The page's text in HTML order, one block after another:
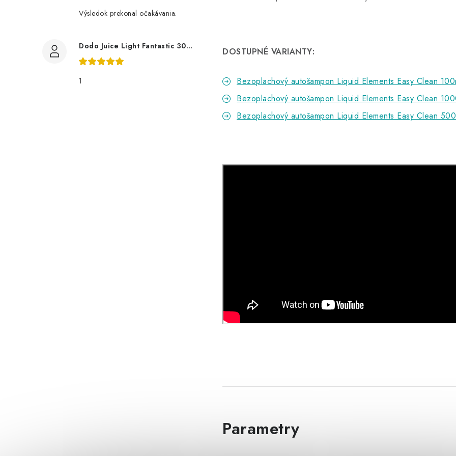
Výsledok prekonal očakávania.
Dodo Juice Light Fantastic 30ml měkký vosk
1
DOSTUPNÉ VARIANTY:
Bezoplachový autošampon Liquid Elements Easy Clean
Bezoplachový autošampon Liquid Elements Easy Clean
Bezoplachový autošampon Liquid Elements Easy Clean